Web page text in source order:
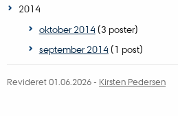
2014
oktober 2014 (3 poster)
september 2014 (1 post)
Revideret 01.06.2026- Kirsten Pedersen